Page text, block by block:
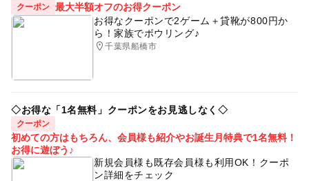
クーポン 最大半額オフのお得クーポン
お得なクーポンで2ゲーム＋貸靴が800円か
ら！家族でボウリング♪
千葉県船橋市
◇お得な「1名無料」クーポンをお見逃しなく◇
クーポン
初めての方はもちろん、会員様も紹介やお誕生月特典で1名無料！
お得に遊ぼう♪
新規会員様も既存会員様も利用OK！クーポ
ン詳細をチェック